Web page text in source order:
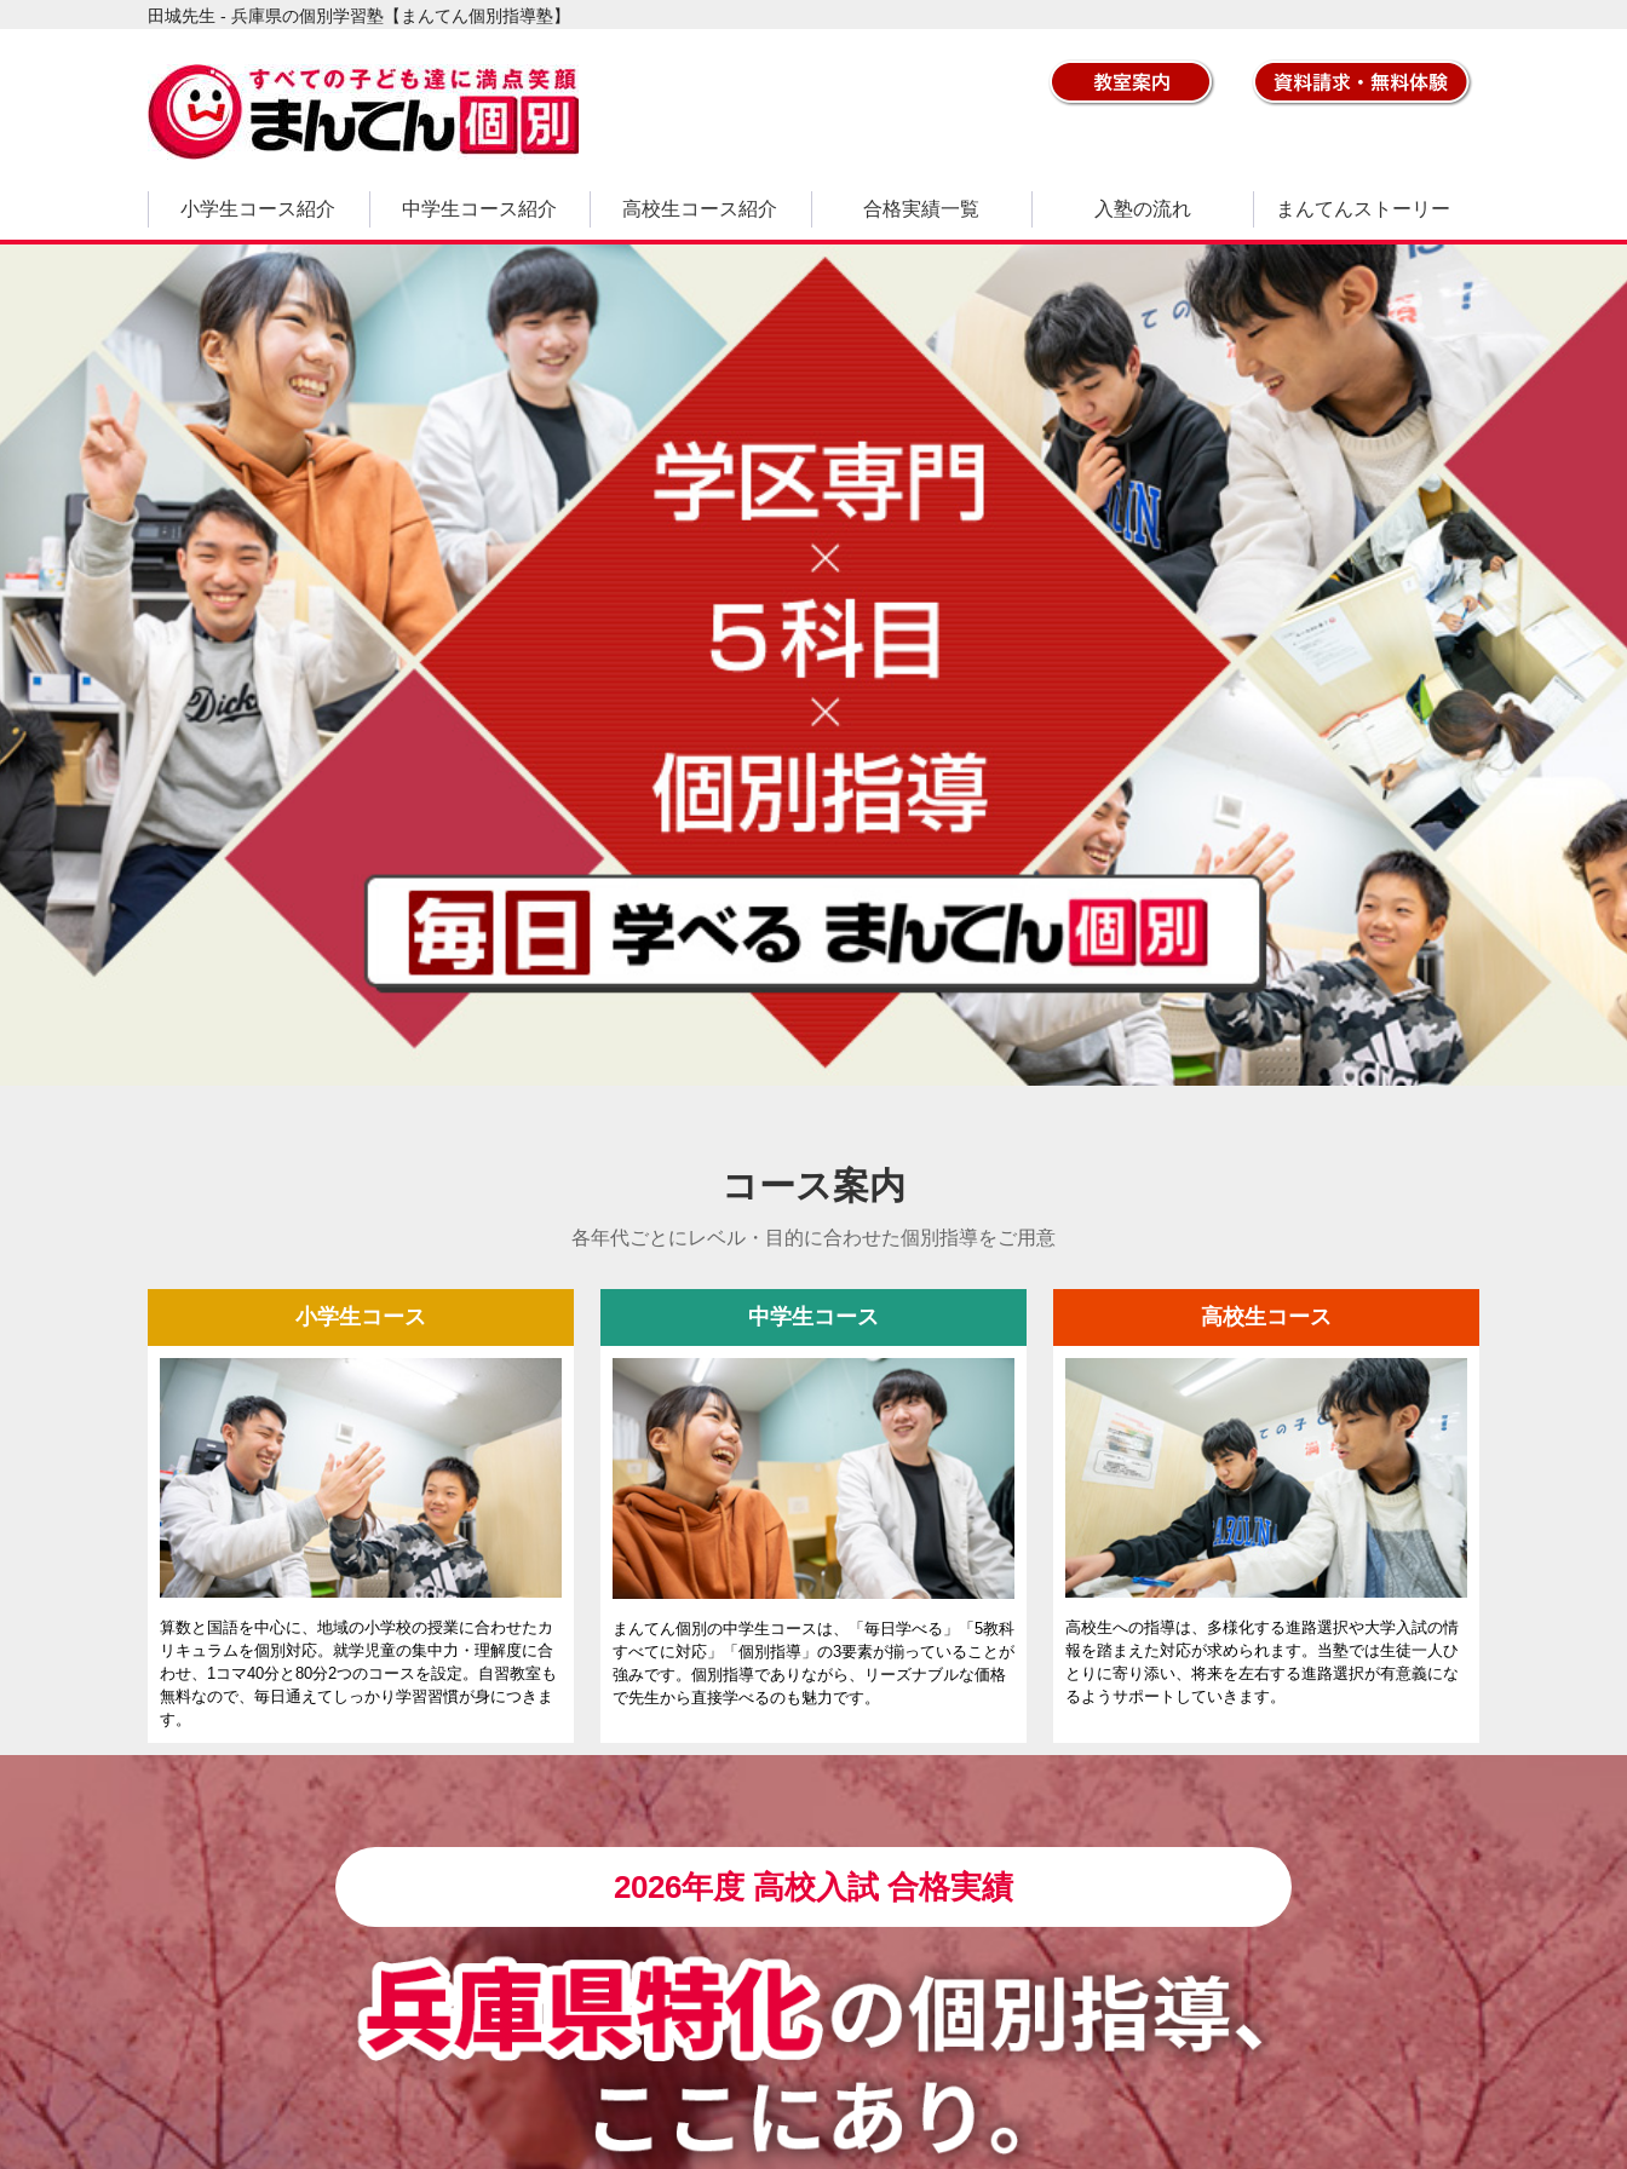
田城先生 - 兵庫県の個別学習塾【まんてん個別指導塾】
小学生コース紹介 中学生コース紹介 高校生コース紹介 合格実績一覧 入塾の流れ まんてんストーリー
コース案内
各年代ごとにレベル・目的に合わせた個別指導をご用意
小学生コース
算数と国語を中心に、地域の小学校の授業に合わせたカ
リキュラムを個別対応。就学児童の集中力・理解度に合
わせ、1コマ40分と80分2つのコースを設定。自習教室も
無料なので、毎日通えてしっかり学習習慣が身につきま
す。
中学生コース
まんてん個別の中学生コースは、「毎日学べる」「5教科
すべてに対応」「個別指導」の3要素が揃っていることが
強みです。個別指導でありながら、リーズナブルな価格
で先生から直接学べるのも魅力です。
高校生コース
高校生への指導は、多様化する進路選択や大学入試の情
報を踏まえた対応が求められます。当塾では生徒一人ひ
とりに寄り添い、将来を左右する進路選択が有意義にな
るようサポートしていきます。
2026年度 高校入試 合格実績